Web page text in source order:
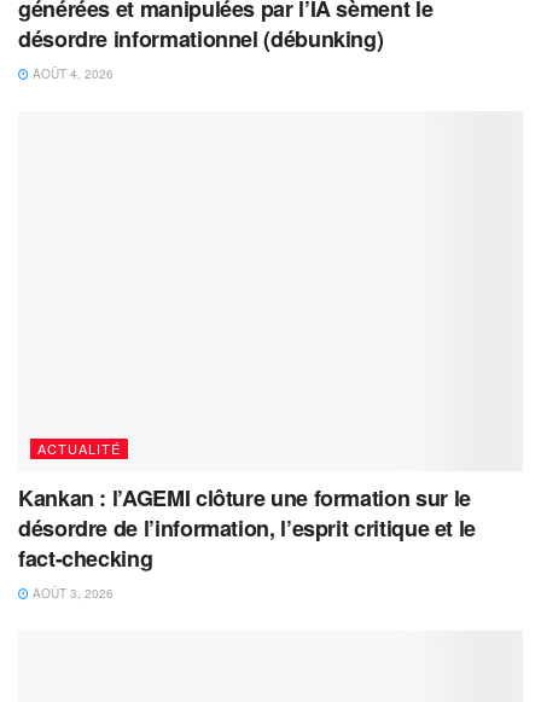
générées et manipulées par l’IA sèment le
désordre informationnel (débunking)
AOÛT 4, 2026
ACTUALITÉ
Kankan : l’AGEMI clôture une formation sur le
désordre de l’information, l’esprit critique et le
fact-checking
AOÛT 3, 2026